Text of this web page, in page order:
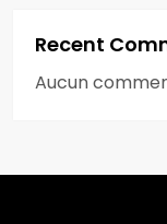
Recent
Aucun